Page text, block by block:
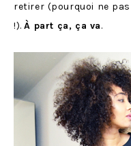
retirer (pourquoi ne
!).À part ça, ça va.